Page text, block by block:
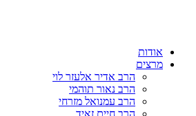
אודות
מרצים
הרב אדיר אלעזר לוי
הרב נאור תוהמי
הרב עמנואל מזרחי
הרב חיים זאיד